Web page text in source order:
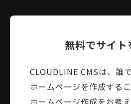
無料でサイト
CLOUDLINE CMSは、誰
ホームページを作成するこ
ホームページ作成をお考